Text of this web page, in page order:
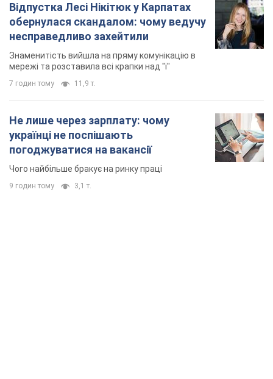
Відпустка Лесі Нікітюк у Карпатах
обернулася скандалом: чому ведучу
несправедливо захейтили
Знаменитість вийшла на пряму комунікацію в
мережі та розставила всі крапки над "і"
7 годин тому 11,9 т.
Не лише через зарплату: чому
українці не поспішають
погоджуватися на вакансії
Чого найбільше бракує на ринку праці
9 годин тому 3,1 т.